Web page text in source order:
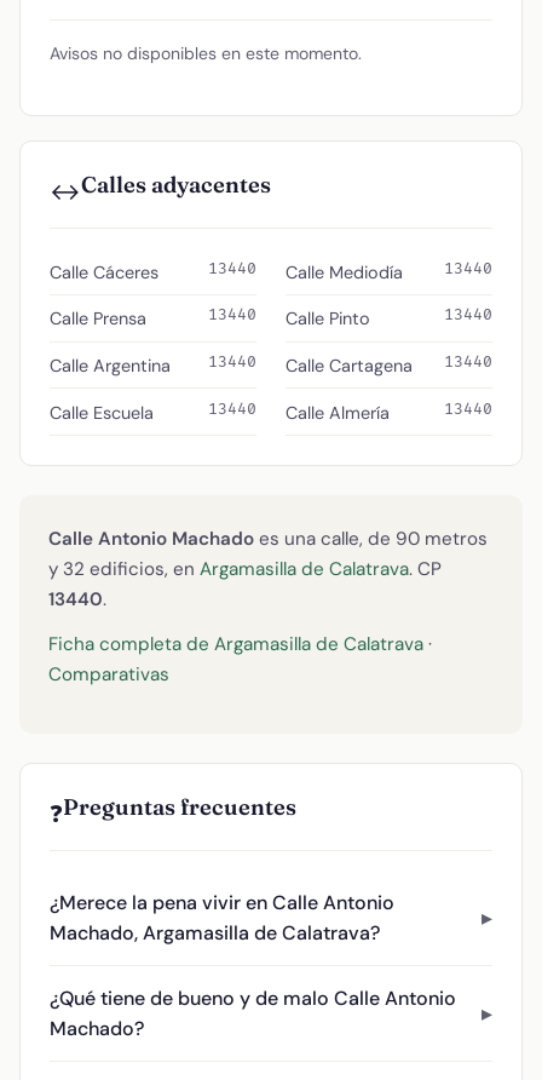
Avisos no disponibles en este momento.
↔️Calles adyacentes
Calle Cáceres 13440
Calle Prensa 13440
Calle Argentina 13440
Calle Escuela 13440
Calle Mediodía 13440
Calle Pinto 13440
Calle Cartagena 13440
Calle Almería 13440
Calle Antonio Machado es una calle, de 90 metros
y 32 edificios, en Argamasilla de Calatrava. CP
13440.
Ficha completa de Argamasilla de Calatrava ·
Comparativas
❓Preguntas frecuentes
¿Merece la pena vivir en Calle Antonio
Machado, Argamasilla de Calatrava?
¿Qué tiene de bueno y de malo Calle Antonio
Machado?